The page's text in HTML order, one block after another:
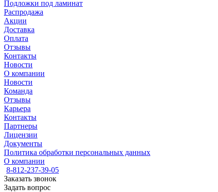
Подложки под ламинат
Распродажа
Акции
Доставка
Оплата
Отзывы
Контакты
Новости
О компании
Новости
Команда
Отзывы
Карьера
Контакты
Партнеры
Лицензии
Документы
Политика обработки персональных данных
О компании
8-812-237-39-05
Заказать звонок
Задать вопрос